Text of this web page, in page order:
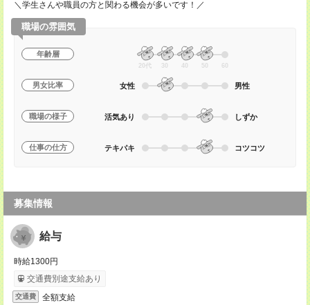
＼学生さんや職員の方と関わる機会が多いです！／
職場の雰囲気
年齢層
20代 30 40 50 60
男女比率 女性 男性
職場の様子 活気あり しずか
仕事の仕方 テキパキ コツコツ
募集情報
給与
時給1300円
交通費別途支給あり
交通費 全額支給